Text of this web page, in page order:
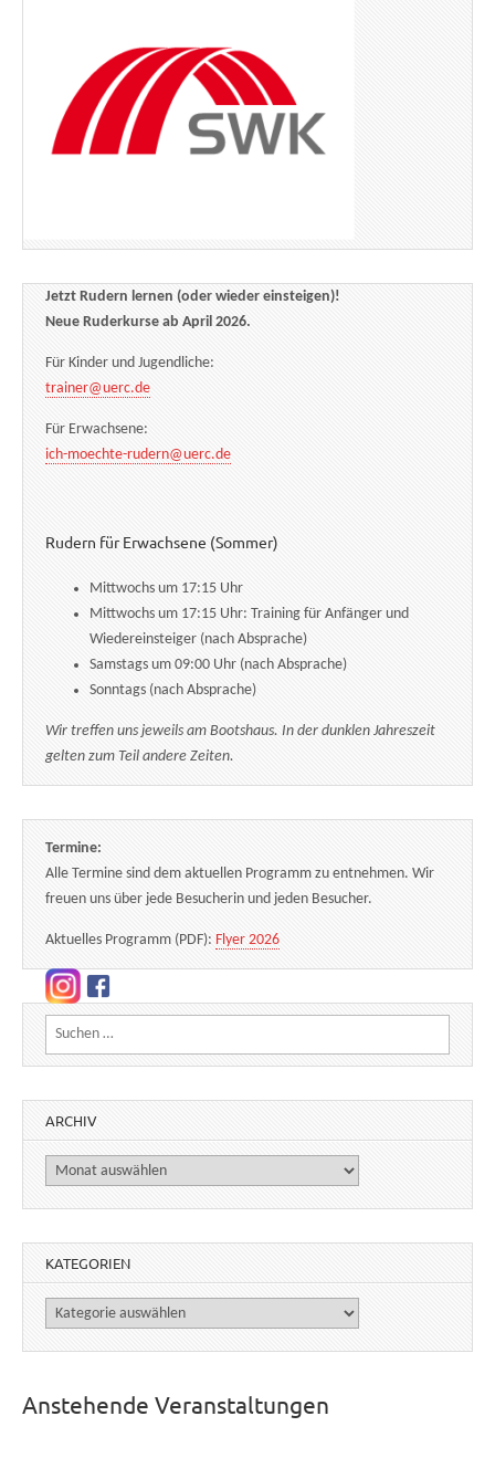
Jetzt Rudern lernen (oder wieder einsteigen)!
Neue Ruderkurse ab April 2026.
Für Kinder und Jugendliche:
trainer@uerc.de
Für Erwachsene:
ich-moechte-rudern@uerc.de
Rudern für Erwachsene (Sommer)
Mittwochs um 17:15 Uhr
Mittwochs um 17:15 Uhr: Training für Anfänger und
Wiedereinsteiger (nach Absprache)
Samstags um 09:00 Uhr (nach Absprache)
Sonntags (nach Absprache)
Wir treffen uns jeweils am Bootshaus. In der dunklen Jahreszeit
gelten zum Teil andere Zeiten.
Termine:
Alle Termine sind dem aktuellen Programm zu entnehmen. Wir
freuen uns über jede Besucherin und jeden Besucher.
Aktuelles Programm (PDF): Flyer 2026
Suchen nach:
ARCHIV
Archiv
KATEGORIEN
Kategorien
Anstehende Veranstaltungen